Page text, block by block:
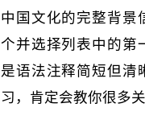
中国文化的完整背景
个并选择列表中的第
是语法注释简短但清
习，肯定会教你很多